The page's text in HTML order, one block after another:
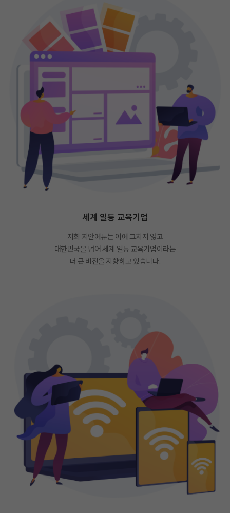
세계 일등 교육기업
저희 지안에듀는 이에 그치지 않고
대한민국을 넘어 세계 일등 교육기업이라는
더 큰 비전을 지향하고 있습니다.